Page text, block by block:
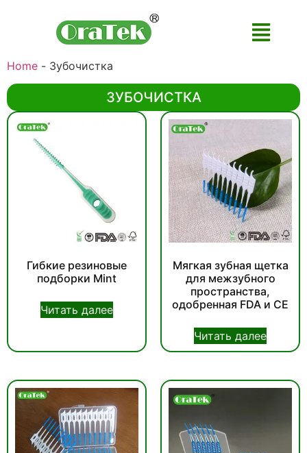
Home - Зубочистка
ЗУБОЧИСТКА
Гибкие резиновые
подборки Mint
Читать далее
Мягкая зубная щетка
для межзубного
пространства,
одобренная FDA и CE
Читать далее